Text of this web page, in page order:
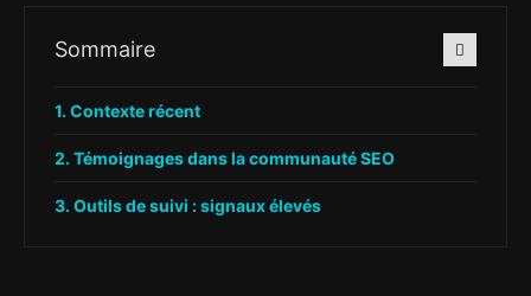
Sommaire
Contexte récent
Témoignages dans la communauté SEO
Outils de suivi : signaux élevés